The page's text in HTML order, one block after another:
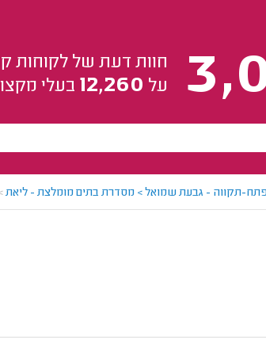
חוות דעת של לקוחות
על 12,260 בעלי
פתח-תקווה - גבעת שמואל > מסדרת בתים מומלצת - ליאת